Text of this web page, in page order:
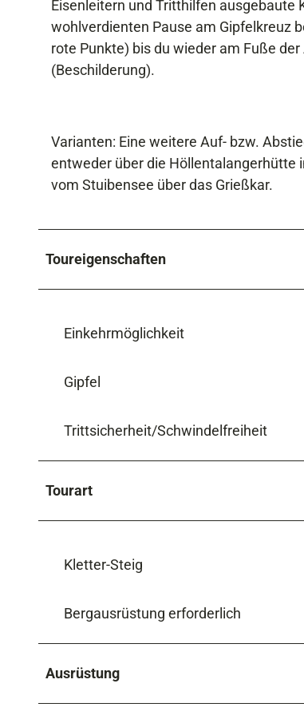
Eisenleitern und Tritthilfen
wohlverdienten Pause am Gipfelkreuz
rote Punkte) bis du wieder am Fuße
(Beschilderung).
Varianten: Eine weitere Auf- bzw.
entweder über die Höllentalangerhütte
vom Stuibensee über das Grießkar.
Toureigenschaften
Einkehrmöglichkeit
Gipfel
Trittsicherheit/Schwindelfreiheit
Tourart
Kletter-Steig
Bergausrüstung erforderlich
Ausrüstung